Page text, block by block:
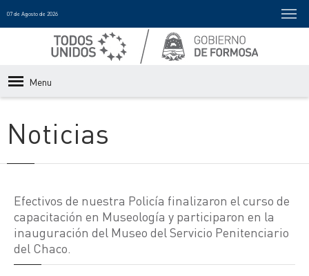
07 de Agosto de 2026
Menu
Noticias
Efectivos de nuestra Policía finalizaron el curso de
capacitación en Museología y participaron en la
inauguración del Museo del Servicio Penitenciario
del Chaco.